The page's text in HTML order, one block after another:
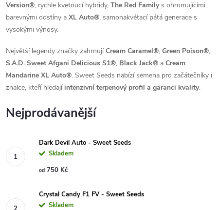
Version®, rychle kvetoucí hybridy, The Red Familys ohromujícími
barevnými odstíny a XL Auto®, samonakvétací pátá generace s
vysokými výnosy.
Největší legendy značky zahrnujíCream Caramel®, Green Poison®,
S.A.D. Sweet Afgani Delicious S1®, Black Jack® a Cream
Mandarine XL Auto®. Sweet Seeds nabízí semena pro začátečníky i
znalce, kteří hledajíintenzivní terpenový profil a garanci kvality.
Nejprodávanější
Dark Devil Auto - Sweet Seeds
Skladem
od 750 Kč
Crystal Candy F1 FV - Sweet Seeds
Skladem